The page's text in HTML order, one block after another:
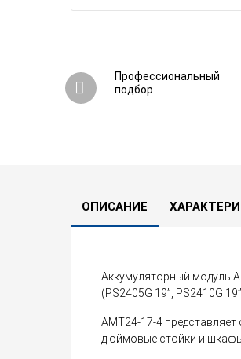
Профессиональный
подбор
ОПИСАНИЕ
Аккумуляторный модуль
(PS2405G 19’’, PS2410G
АМТ24-17-4
дюймовые стойки и